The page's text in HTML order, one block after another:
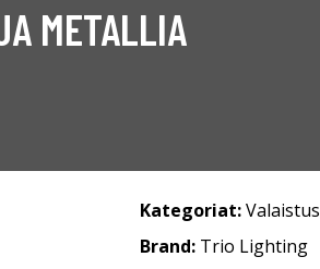
METALLIA
Kategoriat:Valaistus
Brand: Trio Lighting